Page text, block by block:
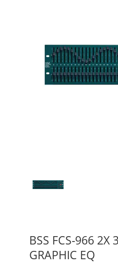
BSS FCS-966 2X
GRAPHIC EQ